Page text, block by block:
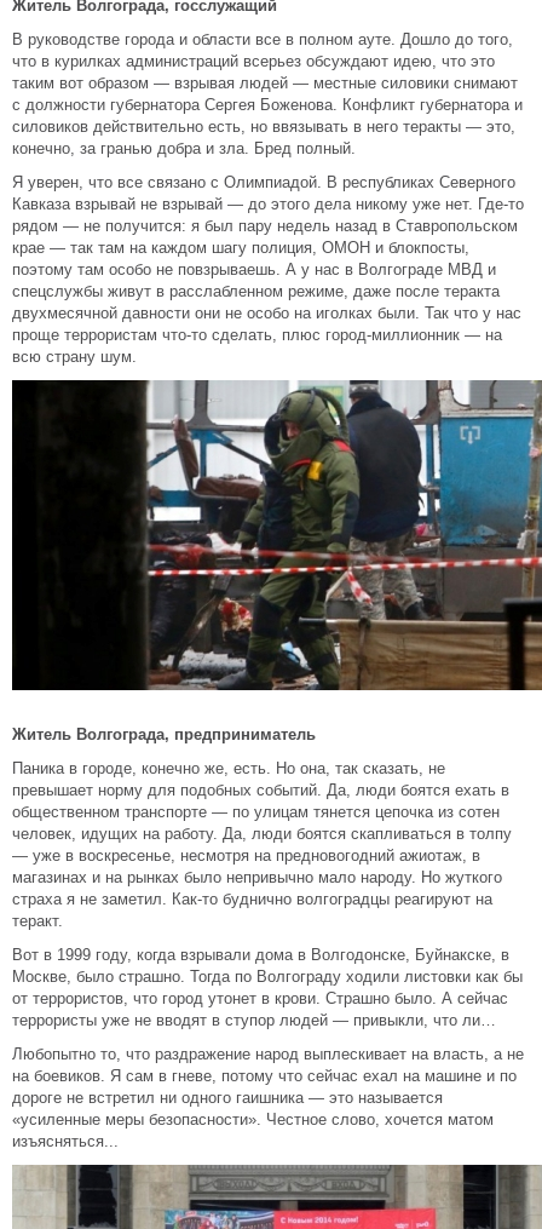
Житель Волгограда, госслужащий
В руководстве города и области все в полном ауте. Дошло до того,
что в курилках администраций всерьез обсуждают идею, что это
таким вот образом — взрывая людей — местные силовики снимают
с должности губернатора Сергея Боженова. Конфликт губернатора и
силовиков действительно есть, но ввязывать в него теракты — это,
конечно, за гранью добра и зла. Бред полный.
Я уверен, что все связано с Олимпиадой. В республиках Северного
Кавказа взрывай не взрывай — до этого дела никому уже нет. Где-то
рядом — не получится: я был пару недель назад в Ставропольском
крае — так там на каждом шагу полиция, ОМОН и блокпосты,
поэтому там особо не повзрываешь. А у нас в Волгограде МВД и
спецслужбы живут в расслабленном режиме, даже после теракта
двухмесячной давности они не особо на иголках были. Так что у нас
проще террористам что-то сделать, плюс город-миллионник — на
всю страну шум.
Житель Волгограда, предприниматель
Паника в городе, конечно же, есть. Но она, так сказать, не
превышает норму для подобных событий. Да, люди боятся ехать в
общественном транспорте — по улицам тянется цепочка из сотен
человек, идущих на работу. Да, люди боятся скапливаться в толпу
— уже в воскресенье, несмотря на предновогодний ажиотаж, в
магазинах и на рынках было непривычно мало народу. Но жуткого
страха я не заметил. Как-то буднично волгоградцы реагируют на
теракт.
Вот в 1999 году, когда взрывали дома в Волгодонске, Буйнакске, в
Москве, было страшно. Тогда по Волгограду ходили листовки как бы
от террористов, что город утонет в крови. Страшно было. А сейчас
террористы уже не вводят в ступор людей — привыкли, что ли…
Любопытно то, что раздражение народ выплескивает на власть, а не
на боевиков. Я сам в гневе, потому что сейчас ехал на машине и по
дороге не встретил ни одного гаишника — это называется
«усиленные меры безопасности». Честное слово, хочется матом
изъясняться...